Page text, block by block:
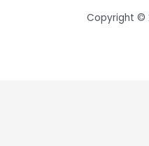
Copyright ©